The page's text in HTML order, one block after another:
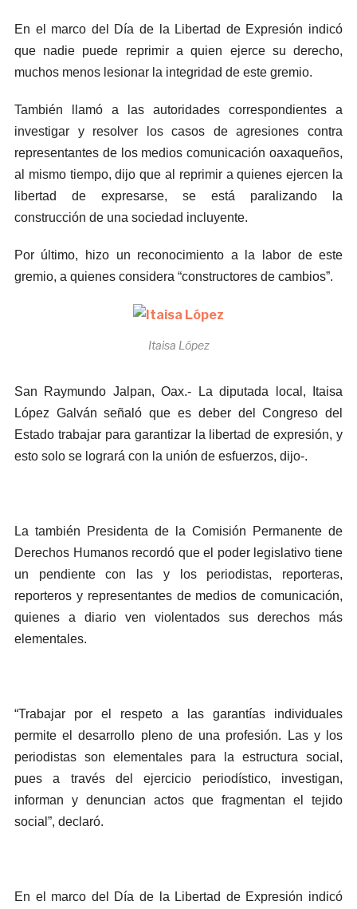
En el marco del Día de la Libertad de Expresión indicó
que nadie puede reprimir a quien ejerce su derecho,
muchos menos lesionar la integridad de este gremio.
También llamó a las autoridades correspondientes a
investigar y resolver los casos de agresiones contra
representantes de los medios comunicación oaxaqueños,
al mismo tiempo, dijo que al reprimir a quienes ejercen la
libertad de expresarse, se está paralizando la
construcción de una sociedad incluyente.
Por último, hizo un reconocimiento a la labor de este
gremio, a quienes considera “constructores de cambios”.
Itaisa López
San Raymundo Jalpan, Oax.- La diputada local, Itaisa
López Galván señaló que es deber del Congreso del
Estado trabajar para garantizar la libertad de expresión, y
esto solo se logrará con la unión de esfuerzos, dijo-.
La también Presidenta de la Comisión Permanente de
Derechos Humanos recordó que el poder legislativo tiene
un pendiente con las y los periodistas, reporteras,
reporteros y representantes de medios de comunicación,
quienes a diario ven violentados sus derechos más
elementales.
“Trabajar por el respeto a las garantías individuales
permite el desarrollo pleno de una profesión. Las y los
periodistas son elementales para la estructura social,
pues a través del ejercicio periodístico, investigan,
informan y denuncian actos que fragmentan el tejido
social”, declaró.
En el marco del Día de la Libertad de Expresión indicó